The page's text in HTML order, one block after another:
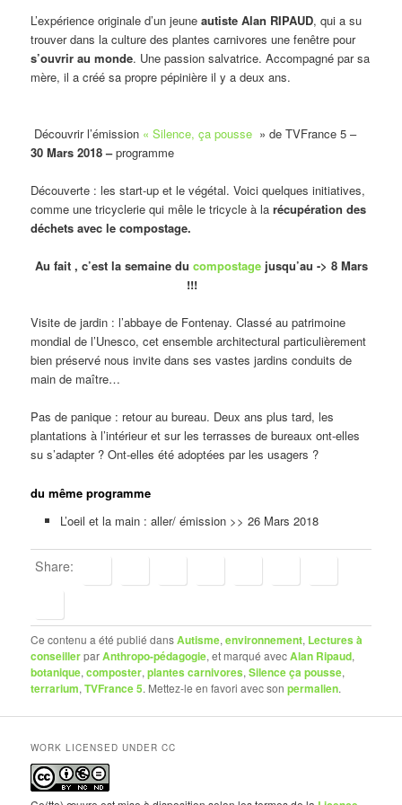
L’expérience originale d’un jeune autiste Alan RIPAUD, qui a su
trouver dans la culture des plantes carnivores une fenêtre pour
s’ouvrir au monde. Une passion salvatrice. Accompagné par sa
mère, il a créé sa propre pépinière il y a deux ans.
Découvrir l’émission « Silence, ça pousse » de TVFrance 5 –
30 Mars 2018 –programme
Découverte : les start-up et le végétal. Voici quelques initiatives,
comme une tricyclerie qui mêle le tricycle à la récupération des
déchets avec le compostage.
Au fait , c’est la semaine du compostagejusqu’au -> 8 Mars
!!!
Visite de jardin : l’abbaye de Fontenay. Classé au patrimoine
mondial de l’Unesco, cet ensemble architectural particulièrement
bien préservé nous invite dans ses vastes jardins conduits de
main de maître…
Pas de panique : retour au bureau. Deux ans plus tard, les
plantations à l’intérieur et sur les terrasses de bureaux ont-elles
su s’adapter ? Ont-elles été adoptées par les usagers ?
du même programme
L’oeil et la main : aller/ émission >> 26 Mars 2018
Share:
Ce contenu a été publié dansAutisme,environnement, Lectures à
conseillerparAnthropo-pédagogie, et marqué avecAlan Ripaud,
botanique,composter,plantes carnivores,Silence ça pousse,
terrarium,TVFrance 5. Mettez-le en favori avec sonpermalien.
WORK LICENSED UNDER CC